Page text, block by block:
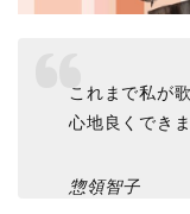
これまで私が
心地良くでき
惣領智子